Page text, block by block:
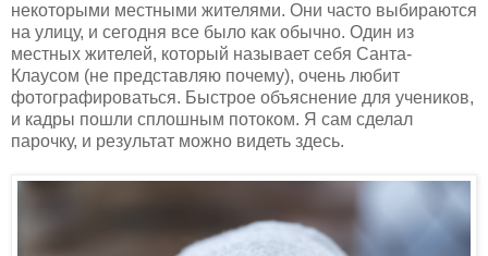
некоторыми местными жителями. Они часто выбираются
на улицу, и сегодня все было как обычно. Один из
местных жителей, который называет себя Санта-
Клаусом (не представляю почему), очень любит
фотографироваться. Быстрое объяснение для учеников,
и кадры пошли сплошным потоком. Я сам сделал
парочку, и результат можно видеть здесь.